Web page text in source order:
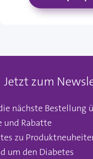
Jetzt zum
nächste Bestellung
und Rabatte
zu
um den Diabetes